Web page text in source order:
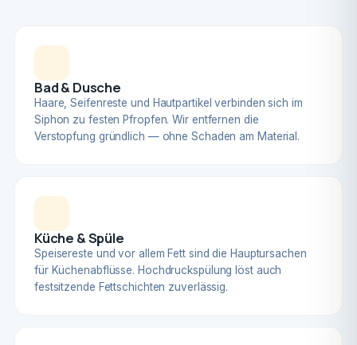
Bad & Dusche
Haare, Seifenreste und Hautpartikel verbinden sich im
Siphon zu festen Pfropfen. Wir entfernen die
Verstopfung gründlich — ohne Schaden am Material.
Küche & Spüle
Speisereste und vor allem Fett sind die Hauptursachen
für Küchenabflüsse. Hochdruckspülung löst auch
festsitzende Fettschichten zuverlässig.